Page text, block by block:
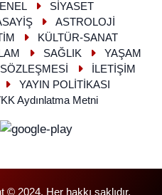
SİYASET
ASTROLOJİ
KÜLTÜR-SANAT
SAĞLIK
YAŞAM
İLETİŞİM
YAYIN POLİTİKASI
Aydınlatma Metni
© 2024. Her hakkı saklıdır.